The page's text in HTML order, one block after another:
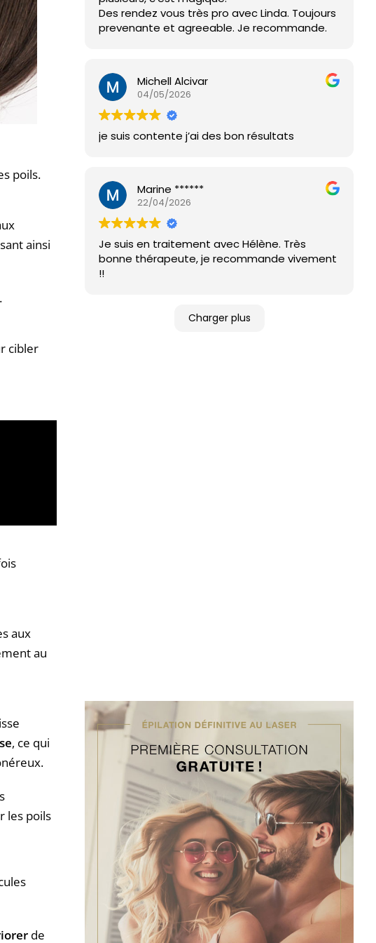
poils.
ainsi
cibler
aux
au
, ce qui
les poils
de
Des rendez vous très pro avec Linda. Toujours
prevenante et agreeable. Je recommande.
Michell Alcivar
04/05/2026
je suis contente j’ai des bon résultats
Marine ******
22/04/2026
Je suis en traitement avec Hélène. Très
bonne thérapeute, je recommande vivement
!!
Charger plus